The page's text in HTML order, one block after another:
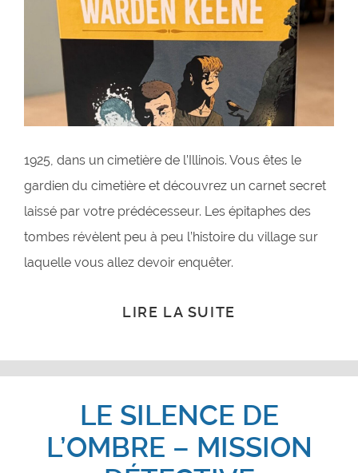
1925, dans un cimetière de l’Illinois. Vous êtes le
gardien du cimetière et découvrez un carnet secret
laissé par votre prédécesseur. Les épitaphes des
tombes révèlent peu à peu l’histoire du village sur
laquelle vous allez devoir enquêter.
LIRE LA SUITE
LE SILENCE DE
L’OMBRE – MISSION